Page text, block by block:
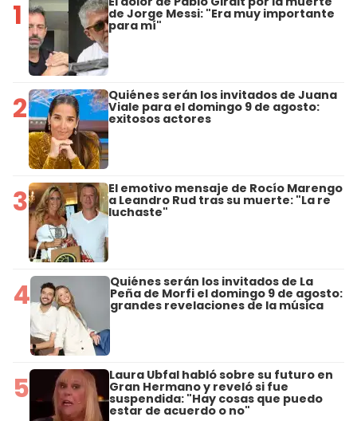
1 de Jorge Messi: "Era muy importante
para mí"
2 Quiénes serán los invitados de Juana
Viale para el domingo 9 de agosto:
exitosos actores
3 El emotivo mensaje de Rocío Marengo
a Leandro Rud tras su muerte: "La re
luchaste"
4 Quiénes serán los invitados de La
Peña de Morfi el domingo 9 de agosto:
grandes revelaciones de la música
5 Laura Ubfal habló sobre su futuro en
Gran Hermano y reveló si fue
suspendida: "Hay cosas que puedo
estar de acuerdo o no"